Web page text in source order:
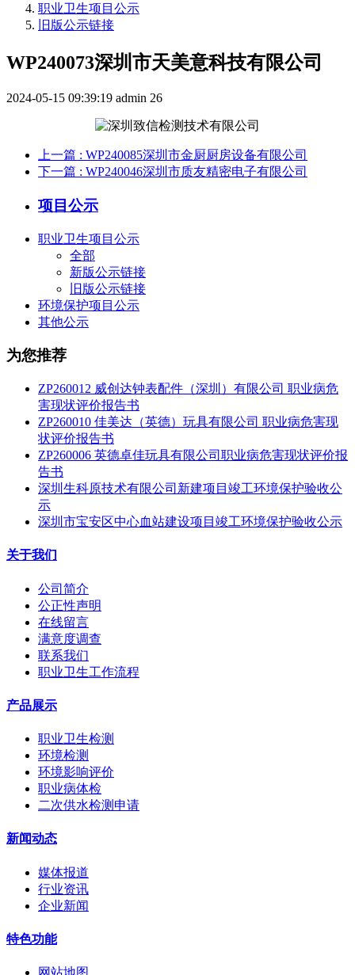
职业卫生项目公示
旧版公示链接
WP240073深圳市天美意科技有限公司
2024-05-15 09:39:19 admin 26
上一篇 : WP240085深圳市金厨厨房设备有限公司
下一篇 : WP240046深圳市质友精密电子有限公司
项目公示
职业卫生项目公示
全部
新版公示链接
旧版公示链接
环境保护项目公示
其他公示
为您推荐
ZP260012 威创达钟表配件（深圳）有限公司 职业病危
害现状评价报告书
ZP260010 佳美达（英德）玩具有限公司 职业病危害现
状评价报告书
ZP260006 英德卓佳玩具有限公司职业病危害现状评价报
告书
深圳生科原技术有限公司新建项目竣工环境保护验收公
示
深圳市宝安区中心血站建设项目竣工环境保护验收公示
关于我们
公司简介
公正性声明
在线留言
满意度调查
联系我们
职业卫生工作流程
产品展示
职业卫生检测
环境检测
环境影响评价
职业病体检
二次供水检测申请
新闻动态
媒体报道
行业资讯
企业新闻
特色功能